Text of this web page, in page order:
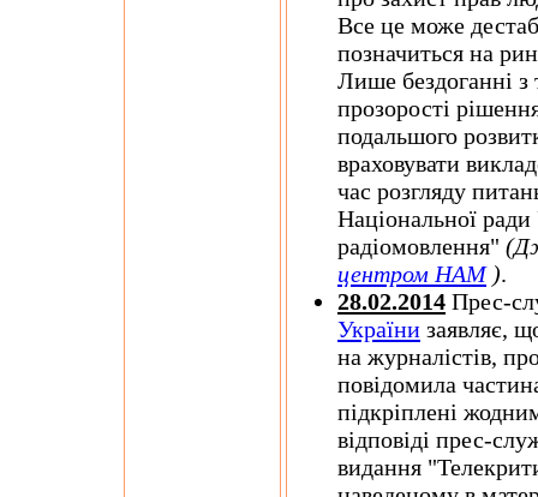
Все це може
позначиться на
Лише бездоганні з
прозорості
подальшого
враховувати
час розгляду
Національної ради
радіомовлення"
центром НАМ ).
28.02.2014 Прес-
України заявляє,
на журналістів,
повідомила
підкріплені
відповіді прес-
видання